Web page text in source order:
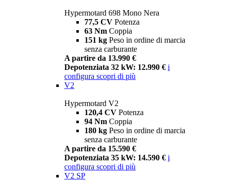
Hypermotard 698 Mono Nera
77,5 CV Potenza
63 Nm Coppia
151 kg Peso in ordine di marcia
senza carburante
A partire da 13.990 €
Depotenziata 32 kW: 12.990 € i
configura scopri di più
V2
Hypermotard V2
120,4 CV Potenza
94 Nm Coppia
180 kg Peso in ordine di marcia
senza carburante
A partire da 15.590 €
Depotenziata 35 kW: 14.590 € i
configura scopri di più
V2 SP